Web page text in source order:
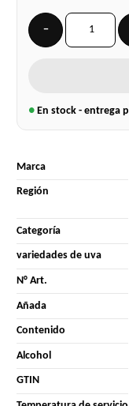
−
● En stock - entrega
Marca
Región
Categoría
variedades de uva
N° Art.
Añada
Contenido
Alcohol
GTIN